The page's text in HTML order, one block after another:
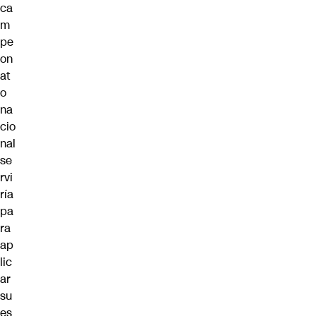
ca
m
pe
on
at
o
na
cio
nal
se
rvi
ría
pa
ra
ap
lic
ar
su
es